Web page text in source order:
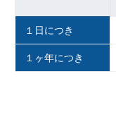
１日につき
１ヶ年につき